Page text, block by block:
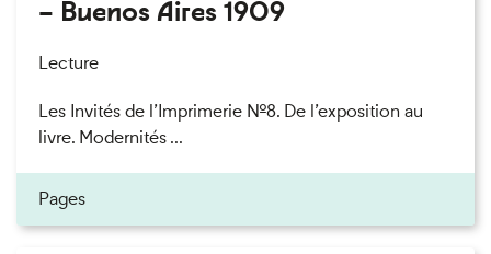
– Buenos Aires 1909
Lecture
Les Invités de l’Imprimerie n°8. De l’exposition au
livre. Modernités ...
Pages